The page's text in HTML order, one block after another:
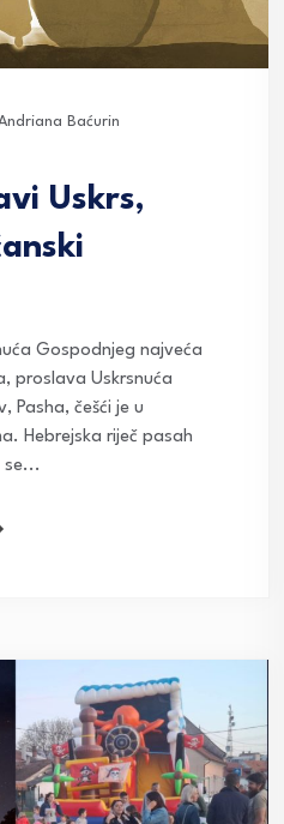
Baćurin
Uskrs,
Gospodnjeg najveća
proslava Uskrsnuća
Pasha, češći je u
Hebrejska riječ pasah
se...